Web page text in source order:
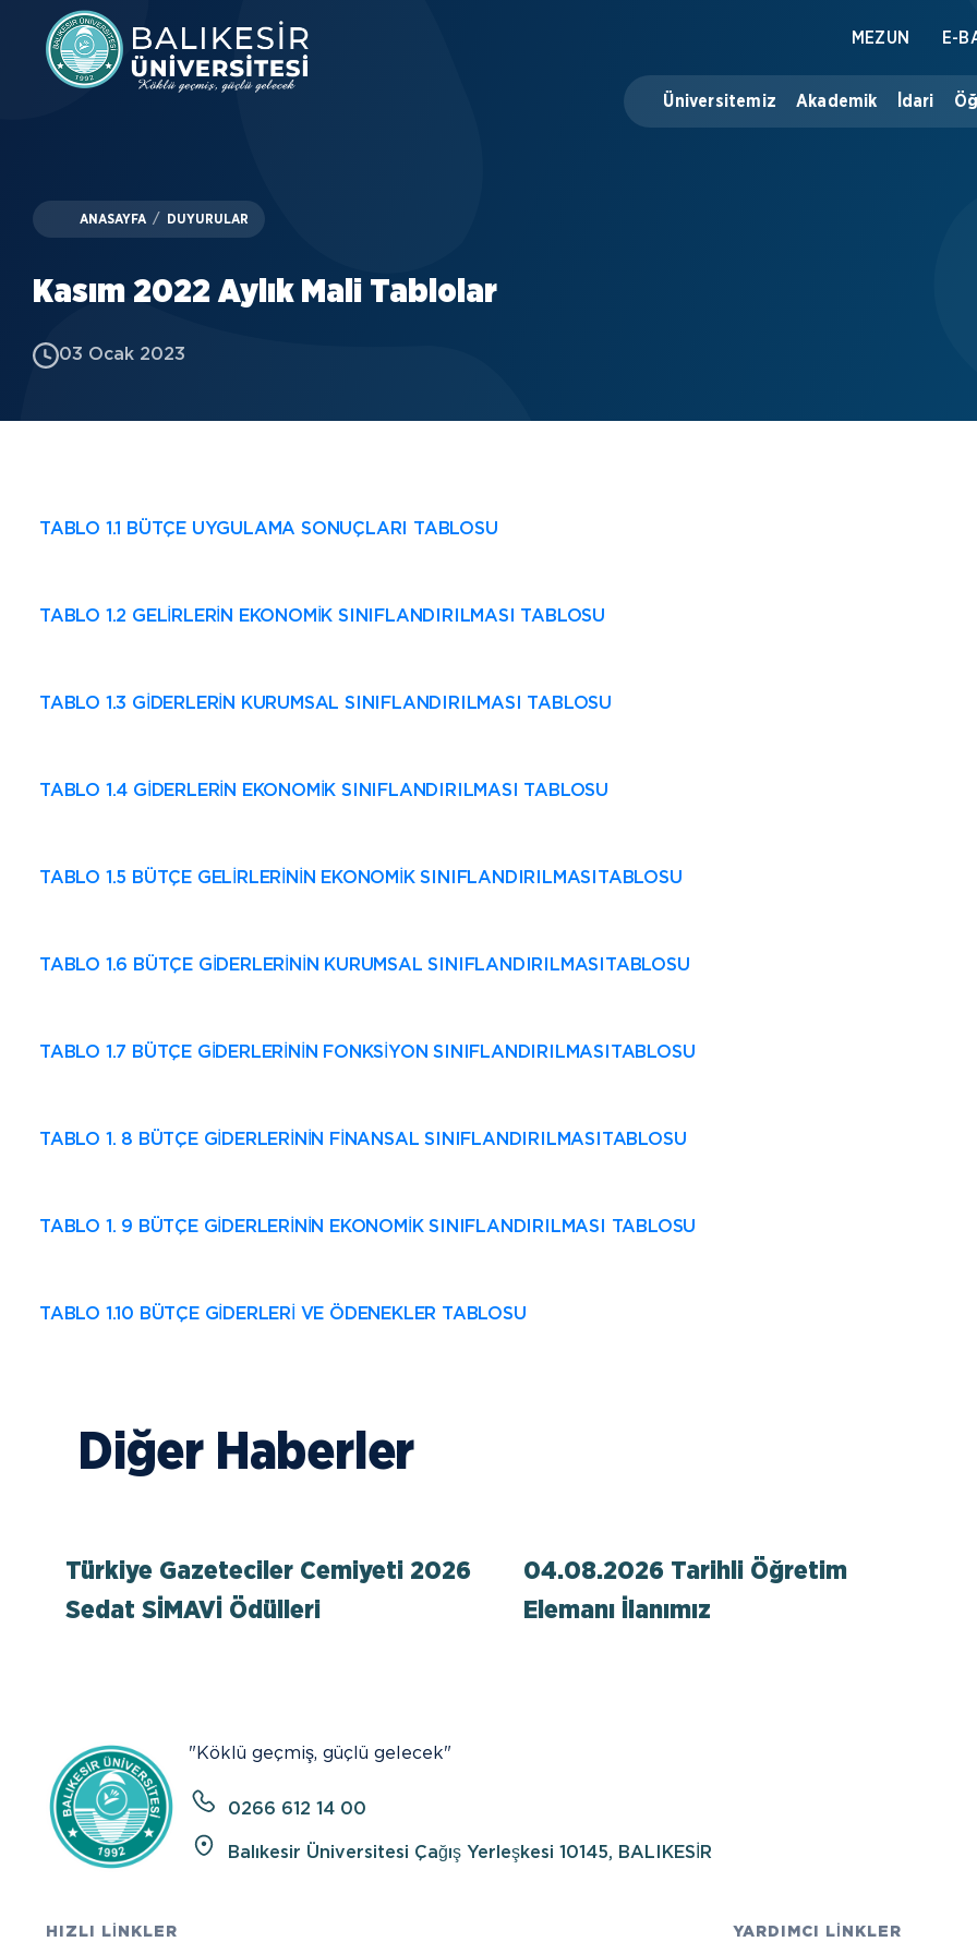
content
Üniversitemiz Akademik İdari
MEZUN E-
ANASAYFA / DUYURULAR
Kasım 2022 Aylık Mali Tablolar
03 Ocak 2023
TABLO 1.1 BÜTÇE UYGULAMA SONUÇLARI TABLOSU
TABLO 1.2 GELİRLERİN EKONOMİK SINIFLANDIRILMASI TABLOSU
TABLO 1.3 GİDERLERİN KURUMSAL SINIFLANDIRILMASI TABLOSU
TABLO 1.4 GİDERLERİN EKONOMİK SINIFLANDIRILMASI TABLOSU
TABLO 1.5 BÜTÇE GELİRLERİNİN EKONOMİK SINIFLANDIRILMASITABLOSU
TABLO 1.6 BÜTÇE GİDERLERİNİN KURUMSAL SINIFLANDIRILMASITABLOSU
TABLO 1.7 BÜTÇE GİDERLERİNİN FONKSİYON SINIFLANDIRILMASITABLOSU
TABLO 1. 8 BÜTÇE GİDERLERİNİN FİNANSAL SINIFLANDIRILMASITABLOSU
TABLO 1. 9 BÜTÇE GİDERLERİNİN EKONOMİK SINIFLANDIRILMASI TABLOSU
TABLO 1.10 BÜTÇE GİDERLERİ VE ÖDENEKLER TABLOSU
Diğer Haberler
Türkiye Gazeteciler Cemiyeti 2026
Sedat SİMAVİ Ödülleri
04.08.2026 Tarihli Öğretim
Elemanı İlanımız
0266 612 14 00
Balıkesir Üniversitesi Çağış Yerleşkesi 10145, BALIKESİR
"Köklü geçmiş, güçlü gelecek"
HIZLI LİNKLER YARDIMCI LİNKLER